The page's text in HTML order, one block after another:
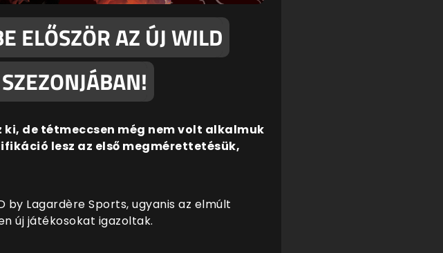
ELŐSZÖR AZ ÚJ WILD
ki, de tétmeccsen még nem volt alkalmuk
lesz az első megmérettetésük,
by Lagardère Sports, ugyanis az elmúlt
új játékosokat igazoltak.